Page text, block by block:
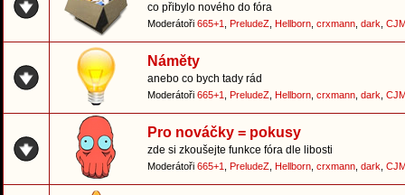
co přibylo nového do fóra
Moderátoři 665+1 PreludeZ Hellborn crxmann dark
Náměty
anebo co bych tady rád
Moderátoři 665+1 PreludeZ Hellborn crxmann dark
Pro nováčky = pokusy
zde si zkoušejte funkce fóra dle libosti
Moderátoři 665+1 PreludeZ Hellborn crxmann dark